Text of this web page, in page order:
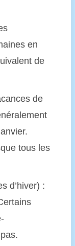
en
de
de
tous les
d’hiver) :